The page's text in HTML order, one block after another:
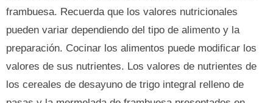
frambuesa. Recuerda que los valores nutricionales
pueden variar dependiendo del tipo de alimento y la
preparación. Cocinar los alimentos puede modificar los
valores de sus nutrientes. Los valores de nutrientes de
los cereales de desayuno de trigo integral relleno de